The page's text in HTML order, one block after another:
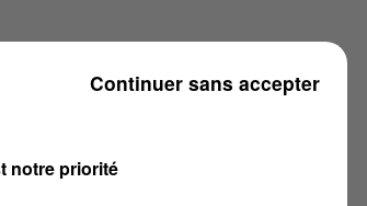
notre priorité
Continuer sans accepter